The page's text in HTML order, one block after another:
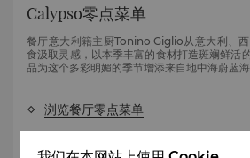
Calypso零点菜单
餐厅意大利籍主厨Tonino Giglio从意大利、
食汲取灵感，以本季丰富的食材打造斑斓鲜活
品为这个多彩明媚的季节增添来自地中海蔚蓝海
浏览餐厅零点菜单